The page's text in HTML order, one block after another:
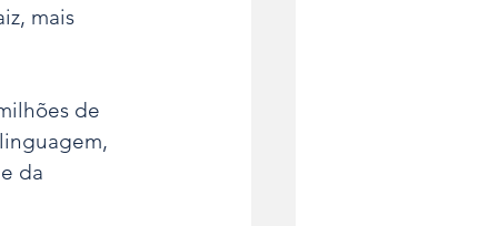
mais
de
da